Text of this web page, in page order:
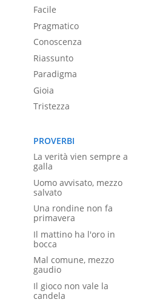
Facile
Pragmatico
Conoscenza
Riassunto
Paradigma
Gioia
Tristezza
PROVERBI
La verità vien sempre a
galla
Uomo avvisato, mezzo
salvato
Una rondine non fa
primavera
Il mattino ha l'oro in
bocca
Mal comune, mezzo
gaudio
Il gioco non vale la
candela